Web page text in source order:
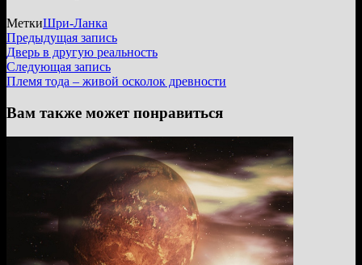
МеткиШри-Ланка
Навигация
по
записям
Предыдущая записьПредыдущая
запись:
Дверь в другую реальность
Следующая записьСледующая
запись:
Племя тода – живой осколок древности
Вам также может понравиться